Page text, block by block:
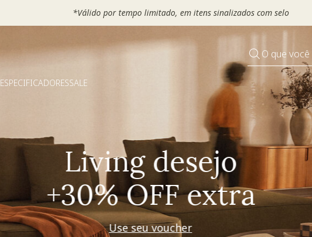
Escolha seu VOUCHER e ganhe até 30% OFF*: useMOVEL30, TEXTIL30 OU
O que
ESPECIFICADORESSALE
Pequenos rituais
Grandes mudanças
Decorar